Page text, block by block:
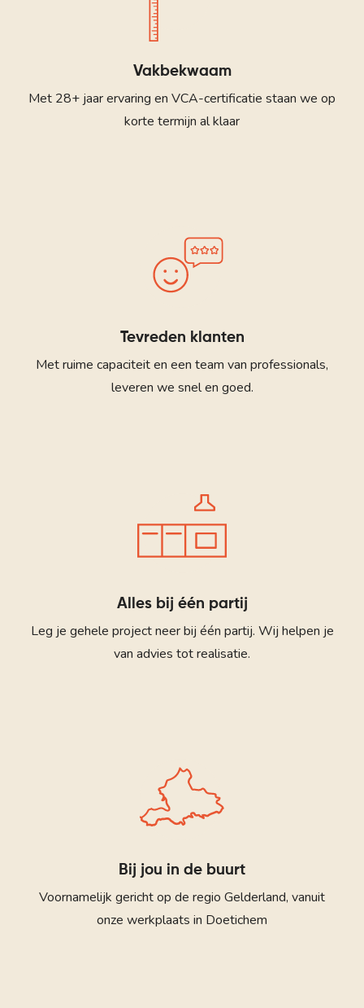
Vakbekwaam
Met 28+ jaar ervaring en VCA-certificatie staan we op
korte termijn al klaar
Tevreden klanten
Met ruime capaciteit en een team van professionals,
leveren we snel en goed.
Alles bij één partij
Leg je gehele project neer bij één partij. Wij helpen je
van advies tot realisatie.
Bij jou in de buurt
Voornamelijk gericht op de regio Gelderland, vanuit
onze werkplaats in Doetichem